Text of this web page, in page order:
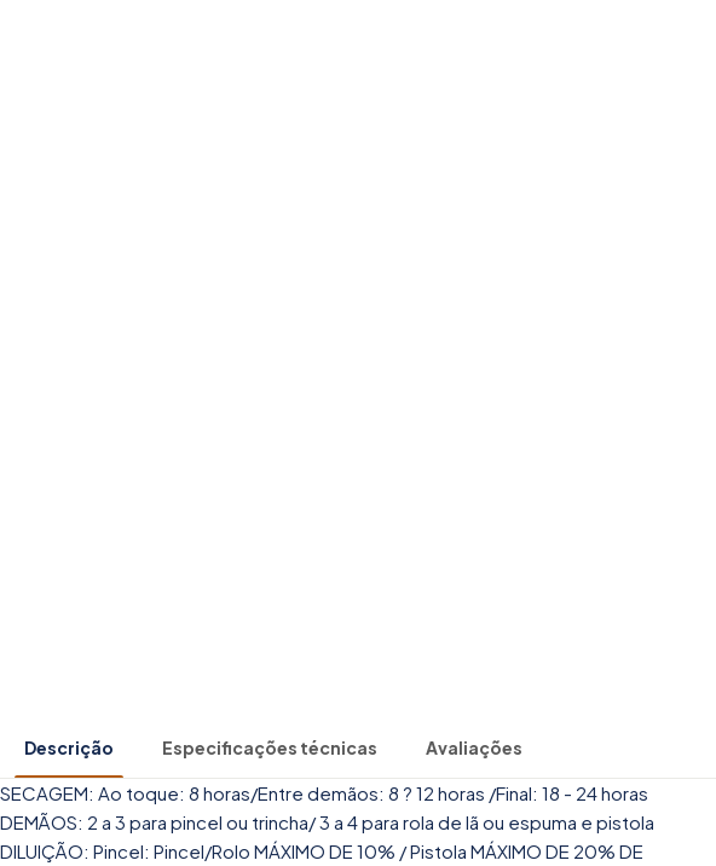
Descrição Especificações técnicas Avaliações
SECAGEM: Ao toque: 8 horas/Entre demãos: 8 ? 12 horas /Final: 18 - 24 horas
DEMÃOS: 2 a 3 para pincel ou trincha/ 3 a 4 para rola de lã ou espuma e pistola
DILUIÇÃO: Pincel: Pincel/Rolo MÁXIMO DE 10% / Pistola MÁXIMO DE 20% DE